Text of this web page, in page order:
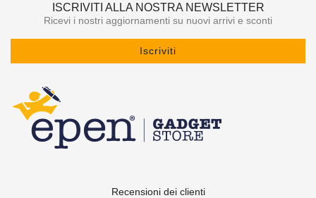
ISCRIVITI ALLA NOSTRA NEWSLETTER
Ricevi i nostri aggiornamenti su nuovi arrivi e sconti
Iscriviti
Recensioni dei clienti